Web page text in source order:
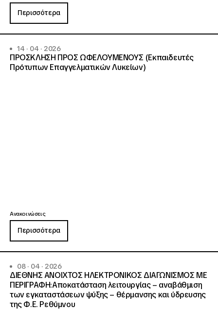
Περισσότερα
14 · 04 · 2026
ΠΡΟΣΚΛΗΣΗ ΠΡΟΣ ΩΦΕΛΟΥΜΕΝΟΥΣ (Εκπαιδευτές
Πρότυπων Επαγγελματικών Λυκείων)
Ανακοινώσεις
Περισσότερα
08 · 04 · 2026
ΔΙΕΘΝΗΣ ΑΝΟΙΧΤΟΣ ΗΛΕΚΤΡΟΝΙΚΟΣ ΔΙΑΓΩΝΙΣΜΟΣ ΜΕ
ΠΕΡΙΓΡΑΦΗ:Αποκατάσταση λειτουργίας – αναβάθμιση
των εγκαταστάσεων ψύξης – θέρμανσης και ύδρευσης
της Φ.Ε. Ρεθύμνου